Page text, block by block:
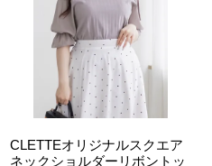
CLETTEオリジナルスクエア
ネックショルダーリボントッ